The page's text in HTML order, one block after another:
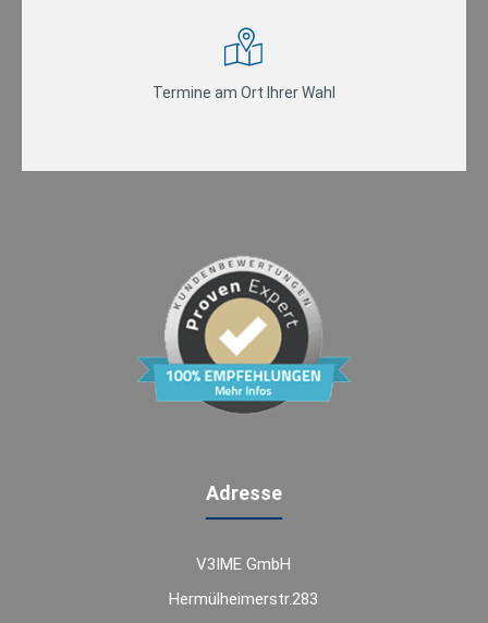
Termine am Ort Ihrer Wahl
Adresse
V3IME GmbH
Hermülheimerstr.283